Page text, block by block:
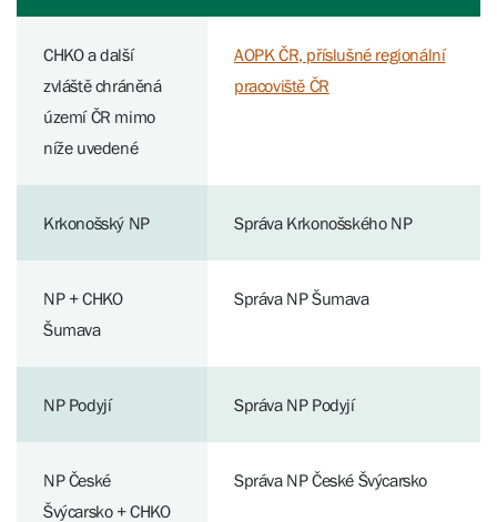
CHKO a další
zvláště chráněná
území ČR mimo
níže uvedené
AOPK ČR, příslušné regionální
pracoviště ČR
Krkonošský NP Správa Krkonošského NP
NP + CHKO
Šumava
Správa NP Šumava
NP Podyjí Správa NP Podyjí
NP České
Švýcarsko + CHKO
Správa NP České Švýcarsko